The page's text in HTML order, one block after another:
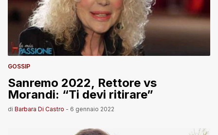
GOSSIP
Sanremo 2022, Rettore vs
Morandi: “Ti devi ritirare”
di Barbara Di Castro - 6 gennaio 2022